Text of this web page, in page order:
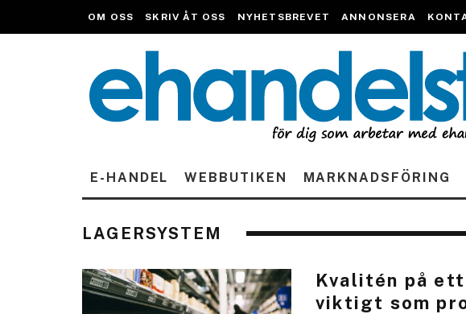
OM OSS SKRIV ÅT OSS NYHETSBREVET ANNONSERA
E-HANDEL WEBBUTIKEN MARKNADSFÖRING
LAGERSYSTEM
Kvalitén på
viktigt som